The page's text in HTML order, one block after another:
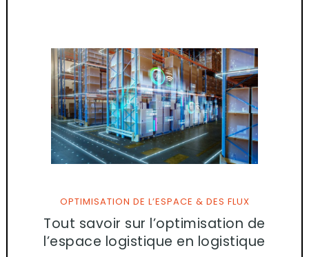
OPTIMISATION DE L’ESPACE & DES FLUX
Tout savoir sur l’optimisation de
l’espace logistique en logistique